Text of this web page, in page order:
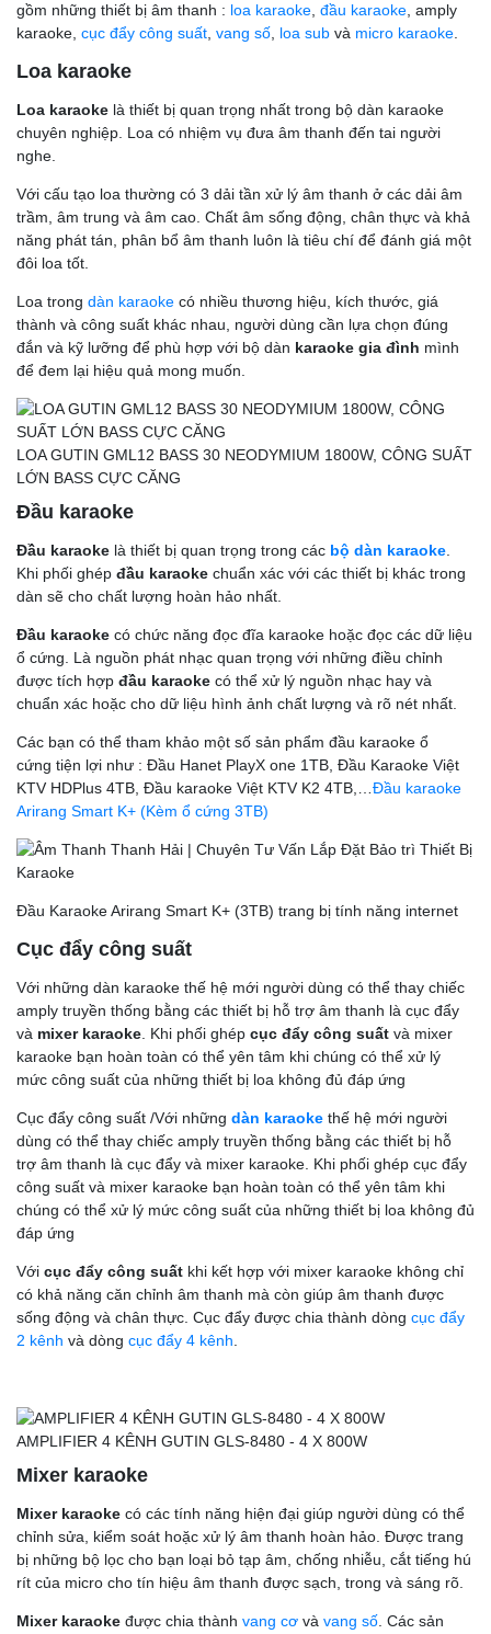
gồm những thiết bị âm thanh : loa karaoke, đầu karaoke, amply
karaoke, cục đẩy công suất, vang số, loa sub và micro karaoke.
Loa karaoke
Loa karaoke là thiết bị quan trọng nhất trong bộ dàn karaoke
chuyên nghiệp. Loa có nhiệm vụ đưa âm thanh đến tai người
nghe.
Với cấu tạo loa thường có 3 dải tần xử lý âm thanh ở các dải âm
trầm, âm trung và âm cao. Chất âm sống động, chân thực và khả
năng phát tán, phân bổ âm thanh luôn là tiêu chí để đánh giá một
đôi loa tốt.
Loa trong dàn karaoke có nhiều thương hiệu, kích thước, giá
thành và công suất khác nhau, người dùng cần lựa chọn đúng
đắn và kỹ lưỡng để phù hợp với bộ dàn karaoke gia đình mình
để đem lại hiệu quả mong muốn.
LOA GUTIN GML12 BASS 30 NEODYMIUM 1800W, CÔNG SUẤT
LỚN BASS CỰC CĂNG
Đầu karaoke
Đầu karaoke là thiết bị quan trọng trong các bộ dàn karaoke.
Khi phối ghép đầu karaoke chuẩn xác với các thiết bị khác trong
dàn sẽ cho chất lượng hoàn hảo nhất.
Đầu karaoke có chức năng đọc đĩa karaoke hoặc đọc các dữ liệu
ổ cứng. Là nguồn phát nhạc quan trọng với những điều chỉnh
được tích hợp đầu karaoke có thể xử lý nguồn nhạc hay và
chuẩn xác hoặc cho dữ liệu hình ảnh chất lượng và rõ nét nhất.
Các bạn có thể tham khảo một số sản phẩm đầu karaoke ổ
cứng tiện lợi như : Đầu Hanet PlayX one 1TB, Đầu Karaoke Việt
KTV HDPlus 4TB, Đầu karaoke Việt KTV K2 4TB,…Đầu karaoke
Arirang Smart K+ (Kèm ổ cứng 3TB)
Đầu Karaoke Arirang Smart K+ (3TB) trang bị tính năng internet
Cục đẩy công suất
Với những dàn karaoke thế hệ mới người dùng có thể thay chiếc
amply truyền thống bằng các thiết bị hỗ trợ âm thanh là cục đẩy
và mixer karaoke. Khi phối ghép cục đẩy công suất và mixer
karaoke bạn hoàn toàn có thể yên tâm khi chúng có thể xử lý
mức công suất của những thiết bị loa không đủ đáp ứng
Cục đẩy công suất /Với những dàn karaoke thế hệ mới người
dùng có thể thay chiếc amply truyền thống bằng các thiết bị hỗ
trợ âm thanh là cục đẩy và mixer karaoke. Khi phối ghép cục đẩy
công suất và mixer karaoke bạn hoàn toàn có thể yên tâm khi
chúng có thể xử lý mức công suất của những thiết bị loa không đủ
đáp ứng
Với cục đẩy công suất khi kết hợp với mixer karaoke không chỉ
có khả năng căn chỉnh âm thanh mà còn giúp âm thanh được
sống động và chân thực. Cục đẩy được chia thành dòng cục đẩy
2 kênh và dòng cục đẩy 4 kênh.
AMPLIFIER 4 KÊNH GUTIN GLS-8480 - 4 X 800W
Mixer karaoke
Mixer karaoke có các tính năng hiện đại giúp người dùng có thể
chỉnh sửa, kiểm soát hoặc xử lý âm thanh hoàn hảo. Được trang
bị những bộ lọc cho bạn loại bỏ tạp âm, chống nhiễu, cắt tiếng hú
rít của micro cho tín hiệu âm thanh được sạch, trong và sáng rõ.
Mixer karaoke được chia thành vang cơ và vang số. Các sản